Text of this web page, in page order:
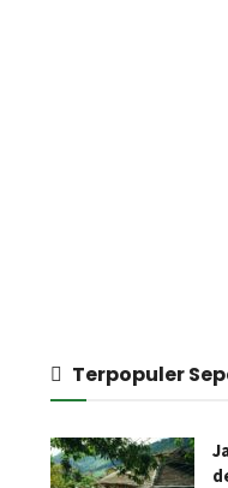
Terpopuler